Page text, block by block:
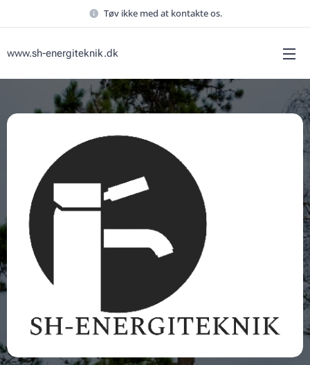
Tøv ikke med at kontakte os.
www.sh-energiteknik.dk